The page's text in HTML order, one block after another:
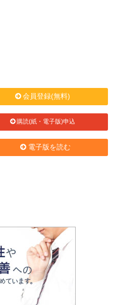
会員登録(無料)
購読(紙・電子版)申込
電子版を読む